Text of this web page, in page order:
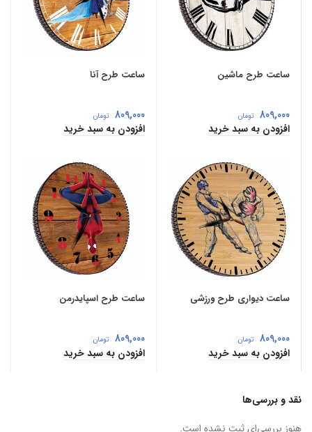
ساعت طرح ماشین
809,000 تومان
افزودن به سبد خرید
ساعت طرح آنا
809,000 تومان
افزودن به سبد خرید
ساعت دیواری طرح ورزشی
809,000 تومان
افزودن به سبد خرید
ساعت طرح اسپایدرمن
809,000 تومان
افزودن به سبد خرید
نقد و بررسی‌ها
هنوز بررسی‌ای ثبت نشده است.